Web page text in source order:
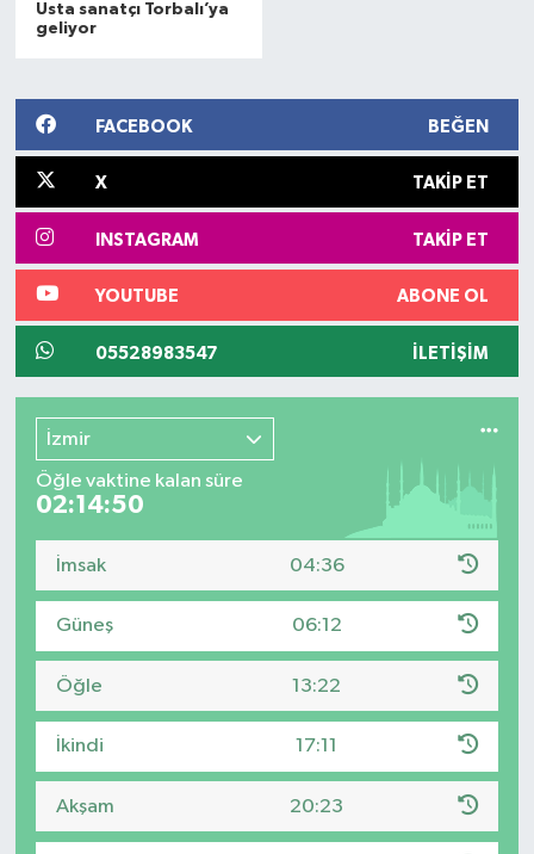
Usta sanatçı Torbalı’ya
geliyor
FACEBOOK BEĞEN
X TAKIP ET
INSTAGRAM TAKIP ET
YOUTUBE ABONE OL
05528983547 İLETIŞIM
İzmir
Öğle vaktine kalan süre
02:14:49
İmsak 04:36
Güneş 06:12
Öğle 13:22
İkindi 17:11
Akşam 20:23